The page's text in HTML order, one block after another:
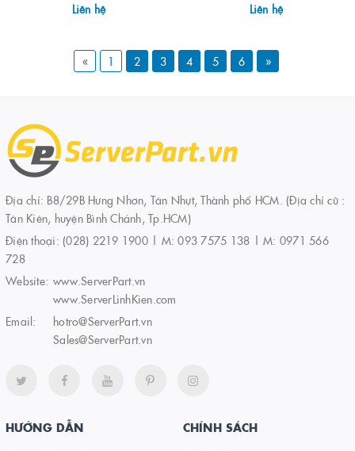
Liên hệ Liên hệ
« 1 2 3 4 5 6 »
Địa chỉ: B8/29B Hưng Nhơn, Tân Nhựt, Thành phố HCM. (Địa chỉ cũ :
Tân Kiên, huyện Bình Chánh, Tp.HCM)
Điện thoại: (028) 2219 1900 | M: 093 7575 138 | M: 0971 566
728
Website: www.ServerPart.vn
www.ServerLinhKien.com
Email:
hotro@ServerPart.vn
Sales@ServerPart.vn
HƯỚNG DẪN CHÍNH SÁCH